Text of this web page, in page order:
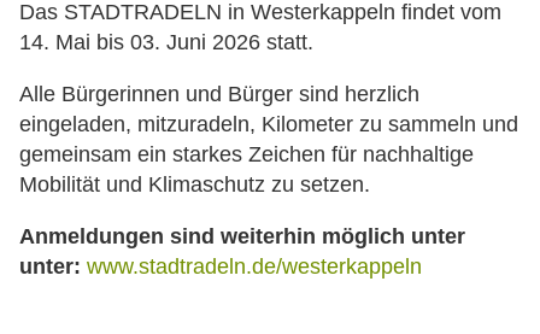
Das STADTRADELN in Westerkappeln findet vom
14. Mai bis 03. Juni 2026 statt.
Alle Bürgerinnen und Bürger sind herzlich
eingeladen, mitzuradeln, Kilometer zu sammeln und
gemeinsam ein starkes Zeichen für nachhaltige
Mobilität und Klimaschutz zu setzen.
Anmeldungen sind weiterhin möglich unter
unter: www.stadtradeln.de/westerkappeln